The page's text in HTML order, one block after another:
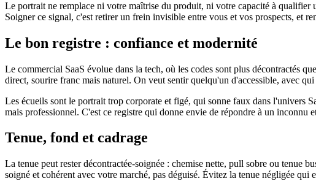
Le portrait ne remplace ni votre maîtrise du produit, ni votre capacité à
Soigner ce signal, c'est retirer un frein invisible entre vous et vos prospects, et
Le bon registre : confiance et modernité
Le commercial SaaS évolue dans la tech, où les codes sont plus décontractés
direct, sourire franc mais naturel. On veut sentir quelqu'un d'accessible, avec
Les écueils sont le portrait trop corporate et figé, qui sonne faux dans l'univers
mais professionnel. C'est ce registre qui donne envie de répondre à un inconnu
Tenue, fond et cadrage
La tenue peut rester décontractée-soignée : chemise nette, pull sobre ou tenue
soigné et cohérent avec votre marché, pas déguisé. Évitez la tenue négligée qui